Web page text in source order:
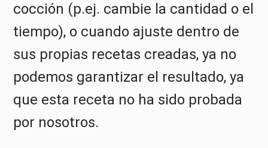
cocción (p.ej. cambie la cantidad o el
tiempo), o cuando ajuste dentro de
sus propias recetas creadas, ya no
podemos garantizar el resultado, ya
que esta receta no ha sido probada
por nosotros.